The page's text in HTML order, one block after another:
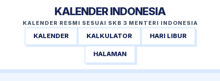
KALENDER INDONESIA
KALENDER RESMI SESUAI SKB 3 MENTERI INDONESIA
KALENDER KALKULATOR HARI LIBUR
HALAMAN